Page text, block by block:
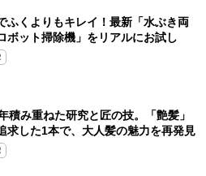
ふくよりもキレイ！最新「水ぶき両
ボット掃除機」をリアルにお試し
積み重ねた研究と匠の技。「艶髪」
求した1本で、大人髪の魅力を再発見